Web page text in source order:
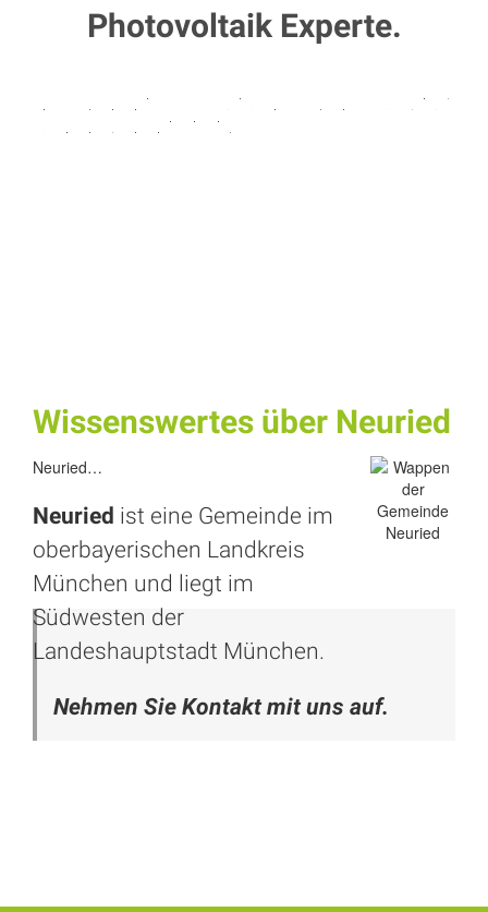
Photovoltaik Experte.
Wissenswertes über Neuried
Neuried…
Neuried ist eine Gemeinde im
oberbayerischen Landkreis
München und liegt im
Südwesten der
Landeshauptstadt München.
Nehmen Sie Kontakt mit uns auf.